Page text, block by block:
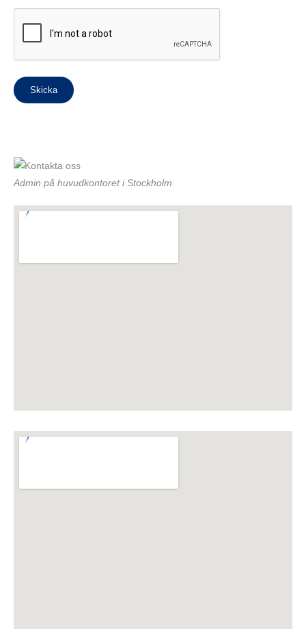
Skicka
Admin på huvudkontoret i Stockholm